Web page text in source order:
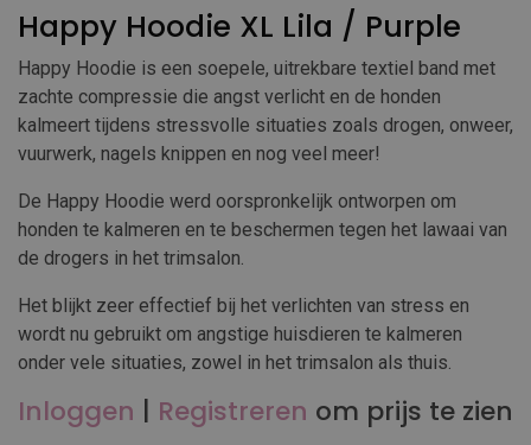
Happy Hoodie XL Lila / Purple
Happy Hoodie is een soepele, uitrekbare textiel band met
zachte compressie die angst verlicht en de honden
kalmeert tijdens stressvolle situaties zoals drogen, onweer,
vuurwerk, nagels knippen en nog veel meer!
De Happy Hoodie werd oorspronkelijk ontworpen om
honden te kalmeren en te beschermen tegen het lawaai van
de drogers in het trimsalon.
Het blijkt zeer effectief bij het verlichten van stress en
wordt nu gebruikt om angstige huisdieren te kalmeren
onder vele situaties, zowel in het trimsalon als thuis.
Inloggen | Registreren om prijs te zien